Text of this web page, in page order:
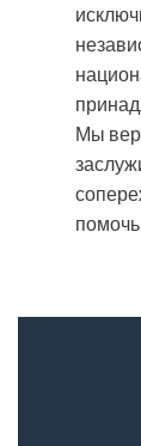
Мы